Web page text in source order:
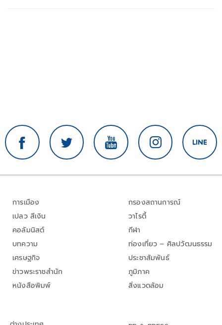
การเมือง
เปลว สีเงิน
คอลัมนิสต์
บทความ
เศรษฐกิจ
ข่าวพระราชสำนัก
หนังสือพิมพ์
กรองสถานการณ์
วาไรตี้
กีฬา
ท่องเที่ยว – ศิลปวัฒนธรรม
ประชาสัมพันธ์
ภูมิภาค
สิ่งแวดล้อม